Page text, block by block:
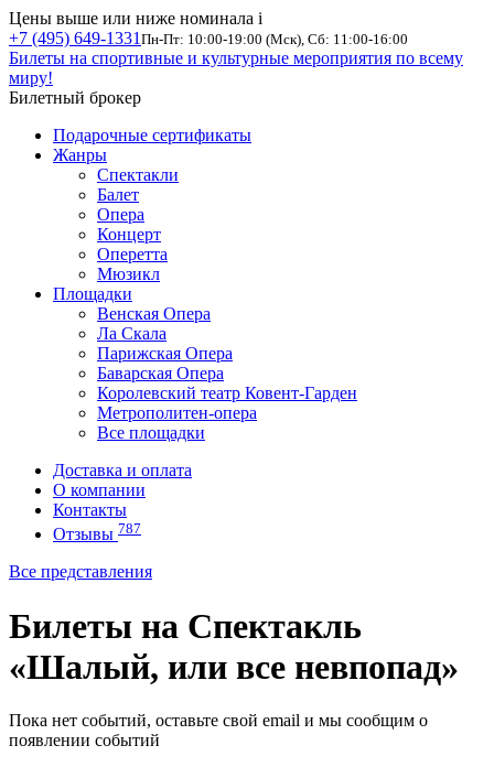
Цены выше или ниже номинала i
+7 (495) 649-1331 Пн-Пт: 10:00-19:00 (Мск), Сб: 11:00-16:00
Билеты на спортивные и культурные мероприятия по всему
миру!
Билетный брокер
Подарочные сертификаты
Жанры
Спектакли
Балет
Опера
Концерт
Оперетта
Мюзикл
Площадки
Венская Опера
Ла Скала
Парижская Опера
Баварская Опера
Королевский театр Ковент-Гарден
Метрополитен-опера
Все площадки
Доставка и оплата
О компании
Контакты
Отзывы 787
Все представления
Билеты на Спектакль
«Шалый, или все невпопад»
Пока нет событий, оставьте свой email и мы сообщим о
появлении событий